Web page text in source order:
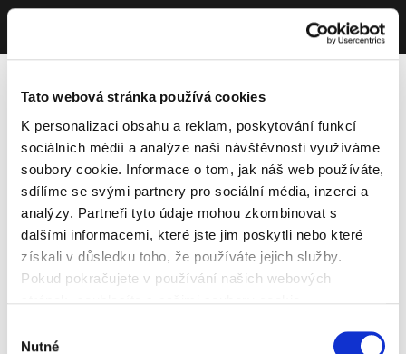
Tato webová stránka používá cookies
K personalizaci obsahu a reklam, poskytování funkcí
sociálních médií a analýze naší návštěvnosti využíváme
soubory cookie. Informace o tom, jak náš web používáte,
sdílíme se svými partnery pro sociální média, inzerci a
analýzy. Partneři tyto údaje mohou zkombinovat s
dalšími informacemi, které jste jim poskytli nebo které
získali v důsledku toho, že používáte jejich služby.
Pokud pokračujete v používání našich webových
souhlasu
Nutné